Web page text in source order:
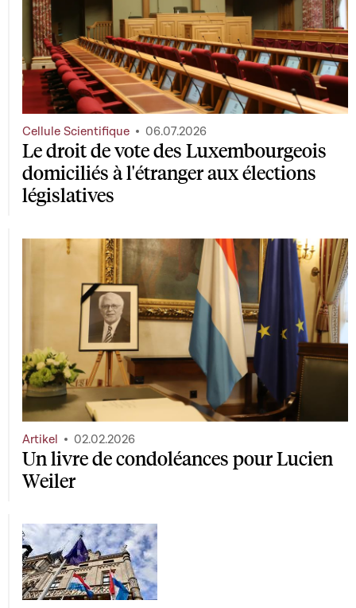
Le droit de vote des Luxembourgeois
domiciliés à l'étranger aux élections
législatives
Cellule Scientifique 06.07.2026
Un livre de condoléances pour Lucien
Weiler
Artikel 02.02.2026